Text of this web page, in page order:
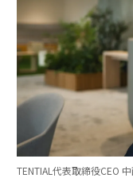
TENTIAL代表取締役CEO